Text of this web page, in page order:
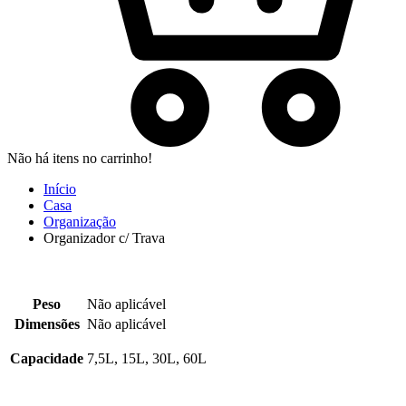
Não há itens no carrinho!
Início
Casa
Organização
Organizador c/ Trava
Peso
Não aplicável
Dimensões Não aplicável
Capacidade 7,5L, 15L, 30L, 60L